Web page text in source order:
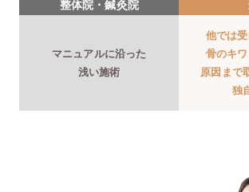
整体院・鍼灸院
マニュアルに沿った
浅い施術
他では受
骨のキ
原因まで
独